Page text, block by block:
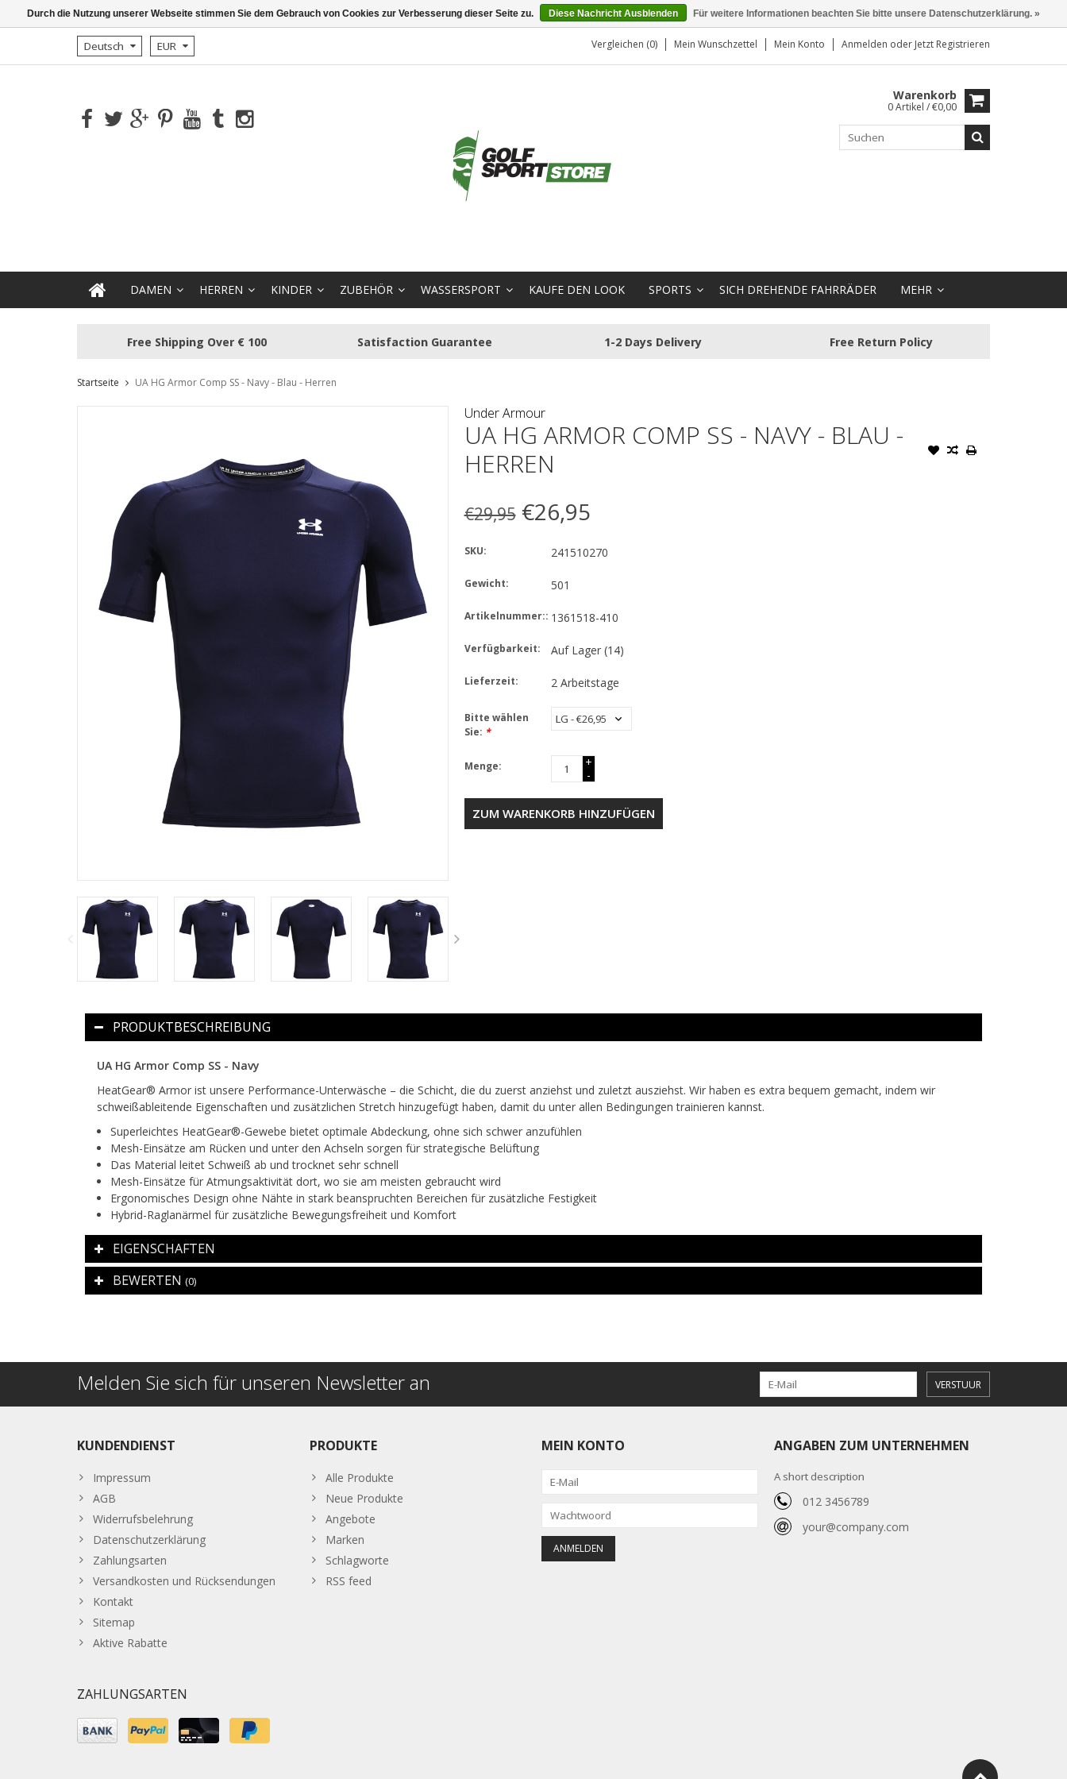
Deutsch EUR Vergleichen (0) Mein Wunschzettel Mein Konto Anmelden oder Jetzt Registrieren
Warenkorb
0 Artikel / €0,00
DAMEN HERREN KINDER ZUBEHÖR WASSERSPORT KAUFE DEN LOOK SPORTS SICH DREHENDE FAHRRÄDER MEHR
Free Shipping Over € 100 Satisfaction Guarantee 1-2 Days Delivery Free Return Policy
Startseite UA HG Armor Comp SS - Navy - Blau - Herren
Under Armour
UA HG ARMOR COMP SS - NAVY - BLAU -
HERREN
€29,95 €26,95
SKU: 241510270
Gewicht: 501
Artikelnummer:: 1361518-410
Verfügbarkeit: Auf Lager(14)
Lieferzeit: 2 Arbeitstage
Bitte wählen
Sie: *
Menge:
+
-
ZUM WARENKORB HINZUFÜGEN
PRODUKTBESCHREIBUNG
UA HG Armor Comp SS - Navy
HeatGear® Armor ist unsere Performance-Unterwäsche – die Schicht, die du zuerst anziehst und zuletzt ausziehst. Wir haben es extra bequem gemacht, indem wir
schweißableitende Eigenschaften und zusätzlichen Stretch hinzugefügt haben, damit du unter allen Bedingungen trainieren kannst.
Superleichtes HeatGear®-Gewebe bietet optimale Abdeckung, ohne sich schwer anzufühlen
Mesh-Einsätze am Rücken und unter den Achseln sorgen für strategische Belüftung
Das Material leitet Schweiß ab und trocknet sehr schnell
Mesh-Einsätze für Atmungsaktivität dort, wo sie am meisten gebraucht wird
Ergonomisches Design ohne Nähte in stark beanspruchten Bereichen für zusätzliche Festigkeit
Hybrid-Raglanärmel für zusätzliche Bewegungsfreiheit und Komfort
EIGENSCHAFTEN
BEWERTEN (0)
Melden Sie sich für unseren Newsletter an VERSTUUR
KUNDENDIENST
Impressum
AGB
Widerrufsbelehrung
Datenschutzerklärung
Zahlungsarten
Versandkosten und Rücksendungen
Kontakt
Sitemap
Aktive Rabatte
PRODUKTE
Alle Produkte
Neue Produkte
Angebote
Marken
Schlagworte
RSS feed
MEIN KONTO ANGABEN ZUM UNTERNEHMEN
A short description
012 3456789
your@company.com
ZAHLUNGSARTEN
Durch die Nutzung unserer Webseite stimmen Sie dem Gebrauch von Cookies zur Verbesserung dieser Seite zu. Diese Nachricht Ausblenden Für weitere Informationen beachten Sie bitte unsere Datenschutzerklärung. »